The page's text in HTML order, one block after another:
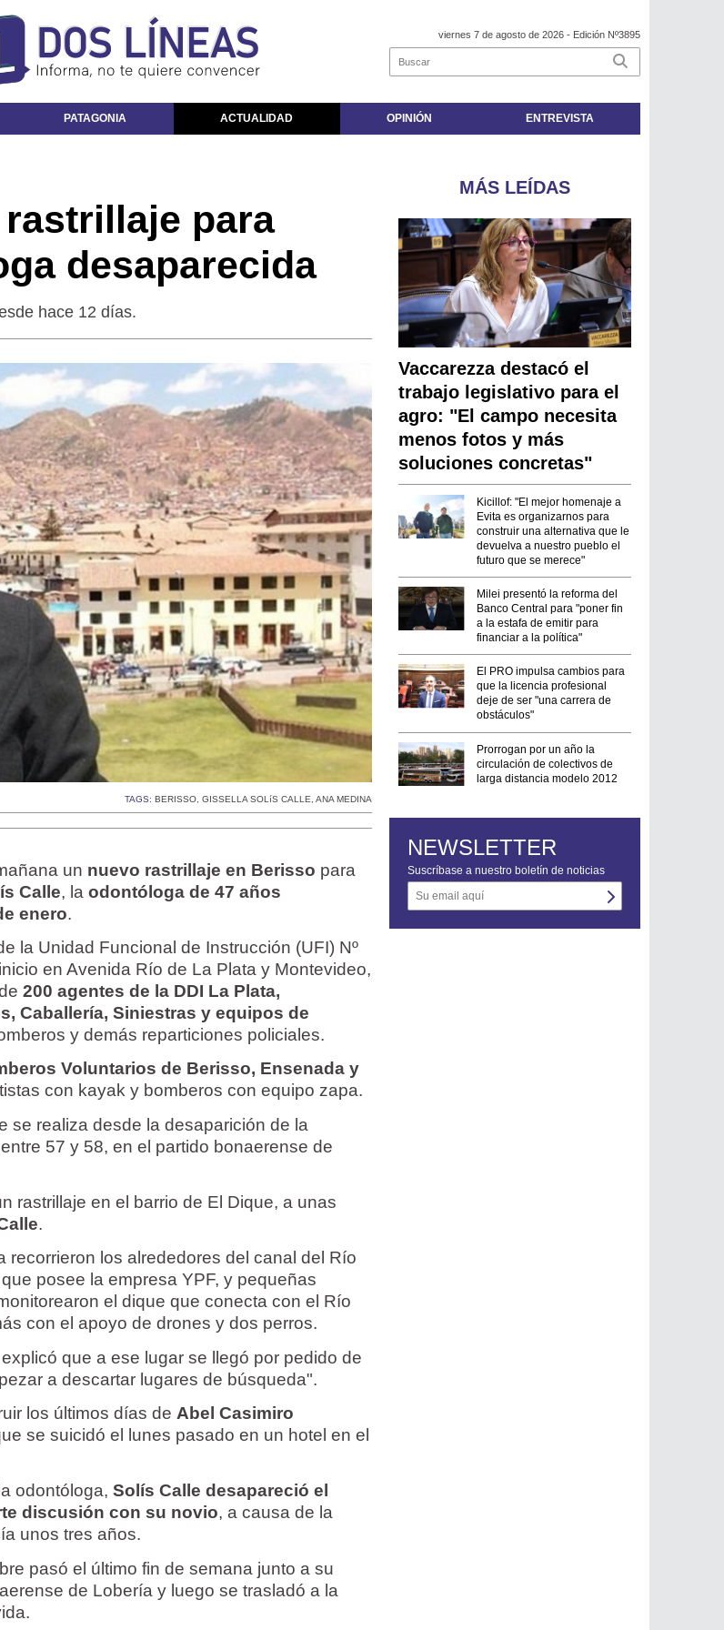
viernes 7 de agosto de 2026 - Edición Nº3895
PATAGONIA ACTUALIDAD OPINIÓN ENTREVISTA
para
desaparecida
hace 12 días.
TAGS:BERISSO ,GISSELLA SOLíS CALLE ,ANA MEDINA
un nuevo rastrillaje en Berisso para
Calle, laodontóloga de 47 años
enero.
la Unidad Funcional de Instrucción (UFI) Nº
en Avenida Río de La Plata y Montevideo,
200 agentes de la DDI La Plata,
Caballería, Siniestras y equipos de
y demás reparticiones policiales.
Voluntarios de Berisso, Ensenada y
con kayak y bomberos con equipo zapa.
se realiza desde la desaparición de la
57 y 58, en el partido bonaerense de
rastrillaje en el barrio de El Dique, a unas
.
recorrieron los alrededores del canal del Río
posee la empresa YPF, y pequeñas
el dique que conecta con el Río
con el apoyo de drones y dos perros.
que a ese lugar se llegó por pedido de
a descartar lugares de búsqueda".
los últimos días de Abel Casimiro
se suicidó el lunes pasado en un hotel en el
odontóloga, Solís Calle desapareció el
discusión con su novio, a causa de la
unos tres años.
pasó el último fin de semana junto a su
de Lobería y luego se trasladó a la
MÁS LEÍDAS
Vaccarezza destacó el
trabajo legislativo para el
agro: "El campo necesita
menos fotos y más
soluciones concretas"
Kicillof: "El mejor homenaje a
Evita es organizarnos para
construir una alternativa que le
devuelva a nuestro pueblo el
futuro que se merece"
Milei presentó la reforma del
Banco Central para "poner fin
a la estafa de emitir para
financiar a la política"
El PRO impulsa cambios para
que la licencia profesional
deje de ser "una carrera de
obstáculos"
Prorrogan por un año la
circulación de colectivos de
larga distancia modelo 2012
NEWSLETTER
Suscríbase a nuestro boletín de noticias